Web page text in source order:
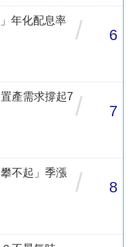
年化配息率
/ 6
產需求撐起7 / 7
不起」季漲
/ 8